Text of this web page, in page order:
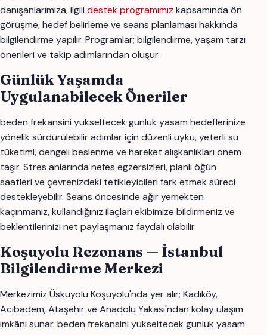
danışanlarımıza, ilgili destek programımız kapsamında ön
görüşme, hedef belirleme ve seans planlaması hakkında
bilgilendirme yapılır. Programlar; bilgilendirme, yaşam tarzı
önerileri ve takip adımlarından oluşur.
Günlük Yaşamda
Uygulanabilecek Öneriler
beden frekansini yukseltecek gunluk yasam hedeflerinize
yönelik sürdürülebilir adımlar için düzenli uyku, yeterli su
tüketimi, dengeli beslenme ve hareket alışkanlıkları önem
taşır. Stres anlarında nefes egzersizleri, planlı öğün
saatleri ve çevrenizdeki tetikleyicileri fark etmek süreci
destekleyebilir. Seans öncesinde ağır yemekten
kaçınmanız, kullandığınız ilaçları ekibimize bildirmeniz ve
beklentilerinizi net paylaşmanız faydalı olabilir.
Koşuyolu Rezonans — İstanbul
Bilgilendirme Merkezi
Merkezimiz Üskuyolu Koşuyolu'nda yer alır; Kadıköy,
Acıbadem, Ataşehir ve Anadolu Yakası'ndan kolay ulaşım
imkânı sunar. beden frekansini yukseltecek gunluk yasam